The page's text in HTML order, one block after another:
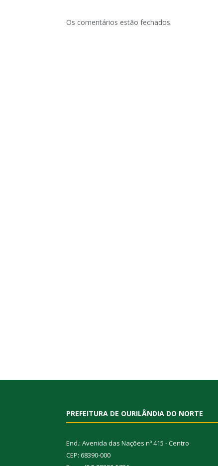
Os comentários estão fechados.
PREFEITURA DE OURILÂNDIA DO NORTE
End.: Avenida das Nações nº 415 - Centro
CEP: 68390-000